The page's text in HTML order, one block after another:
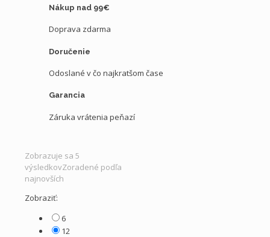
Nákup nad 99€
Doprava zdarma
Doručenie
Odoslané v čo najkratšom čase
Garancia
Záruka vrátenia peňazí
Zobrazuje sa 5
výsledkovZoradené podľa
najnovších
Zobraziť:
6
12